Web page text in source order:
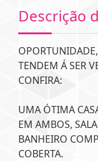
Descrição
TENDEM Á SER
CONFIRA:
UMA ÓTIMA
EM AMBOS,
BANHEIRO
COBERTA.